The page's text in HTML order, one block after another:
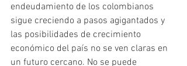
endeudamiento de los colombianos
sigue creciendo a pasos agigantados y
las posibilidades de crecimiento
económico del país no se ven claras en
un futuro cercano. No se puede